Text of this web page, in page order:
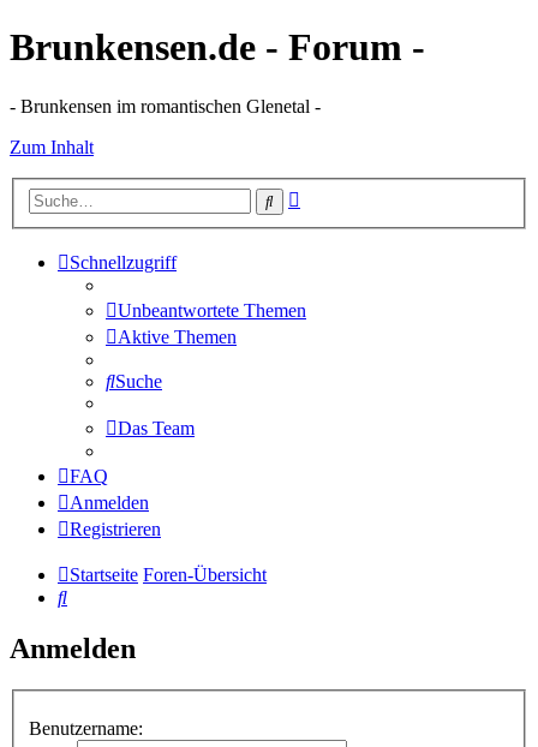
Brunkensen.de - Forum -
- Brunkensen im romantischen Glenetal -
Zum Inhalt
Suche
Schnellzugriff
Unbeantwortete Themen
Aktive Themen
Suche
Das Team
FAQ
Anmelden
Registrieren
Startseite Foren-Übersicht
Suche
Anmelden
Benutzername: